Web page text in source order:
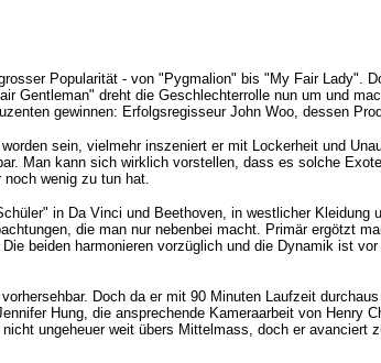
Popularität - von "Pygmalion" bis "My Fair Lady".
Gentleman" dreht die Geschlechterrolle nun um und
gewinnen: Erfolgsregisseur John Woo, dessen
sein, vielmehr inszeniert er mit Lockerheit und
Man kann sich wirklich vorstellen, dass es solche
wenig zu tun hat.
in Da Vinci und Beethoven, in westlicher
die man nur nebenbei macht. Primär ergötzt
Die beiden harmonieren vorzüglich und die Dynamik ist
Doch da er mit 90 Minuten Laufzeit
Hung, die ansprechende Kameraarbeit von Henry
ungeheuer weit übers Mittelmass, doch er avanciert